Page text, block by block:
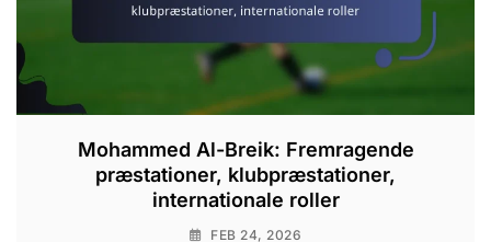
Mohammed Al-Breik: Fremragende
præstationer, klubpræstationer,
internationale roller
FEB 24, 2026